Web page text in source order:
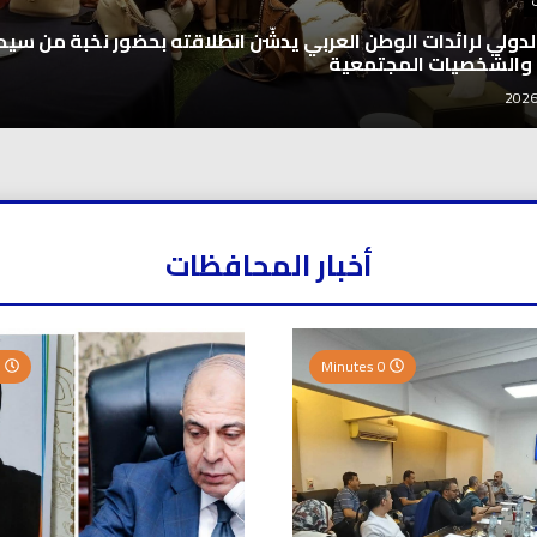
الدولي لرائدات الوطن العربي يدشّن انطلاقته بحضور نخبة من
والشخصيات المجتمعية
أخبار المحافظات